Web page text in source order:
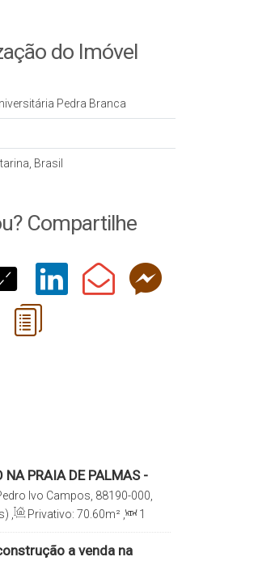
do Imóvel
Pedra Branca
Brasil
Compartilhe
NA PRAIA DE PALMAS -
Ivo Campos, 88190-000,
Santa Catarina, Brasil
Privativo: 70 .60m²
1
a venda na